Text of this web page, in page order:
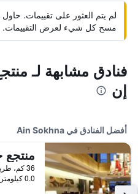
لم يتم العثور على تقييمات.
مسح كل شيء لعرض التقييمات.
فنادق مشابهة لـ
إن
أفضل الفنادق في Ain Sokhna
0.0 كيلومتر عن وسط المدينة